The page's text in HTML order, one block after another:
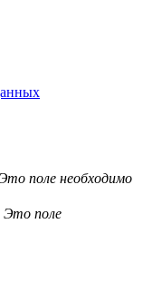
поле необходимо
Это поле